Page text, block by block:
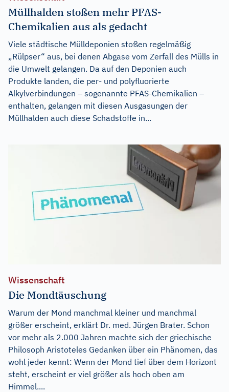
Müllhalden stoßen mehr PFAS-
Chemikalien aus als gedacht
Viele städtische Mülldeponien stoßen regelmäßig
„Rülpser“ aus, bei denen Abgase vom Zerfall des Mülls in
die Umwelt gelangen. Da auf den Deponien auch
Produkte landen, die per- und polyfluorierte
Alkylverbindungen – sogenannte PFAS-Chemikalien –
enthalten, gelangen mit diesen Ausgasungen der
Müllhalden auch diese Schadstoffe in...
Wissenschaft
Die Mondtäuschung
Warum der Mond manchmal kleiner und manchmal
größer erscheint, erklärt Dr. med. Jürgen Brater. Schon
vor mehr als 2.000 Jahren machte sich der griechische
Philosoph Aristoteles Gedanken über ein Phänomen, das
wohl jeder kennt: Wenn der Mond tief über dem Horizont
steht, erscheint er viel größer als hoch oben am
Himmel....